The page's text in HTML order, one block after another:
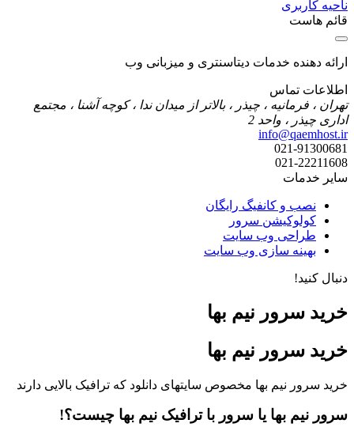
ناحیه کاربری
قائم هاست
ارائه دهنده خدمات دیتاسنتری و میزبانی وب
اطلاعات تماس
تهران ، فرمانیه ، چیذر ، بالاتر از میدان ندا ، کوچه آشنا ، مجتمع
اداری چیذر ، واحد 2
info@qaemhost.ir
021-91300681
021-22211608
سایر خدمات
نصب و کانفیگ رایگان
کولوکیشن سرور
طراحی وب سایت
بهینه سازی وب سایت
دنبال کنید!
خرید سرور نیم بها
خرید سرور نیم بها
خرید سرور نیم بها مخصوص سایتهای دانلود که ترافیک بالایی دارند
سرور نیم بها یا سرور با ترافیک نیم بها چیست؟!